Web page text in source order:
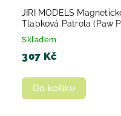
JIRI MODELS
Tlapková Patrola (Paw
Skladem
307 Kč
Do košíku